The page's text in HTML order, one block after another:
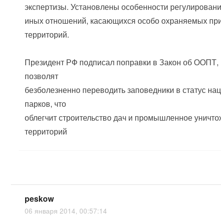
экспертизы. Установлены особенности
иных отношений, касающихся особо охраняемых
территорий.
Президент РФ подписал поправки в Закон об ООПТ,
позволят
безболезненно переводить заповедники в статус
парков, что
облегчит строительство дач и промышленное
территорий
peskow
06 января 2014, 00:57:14